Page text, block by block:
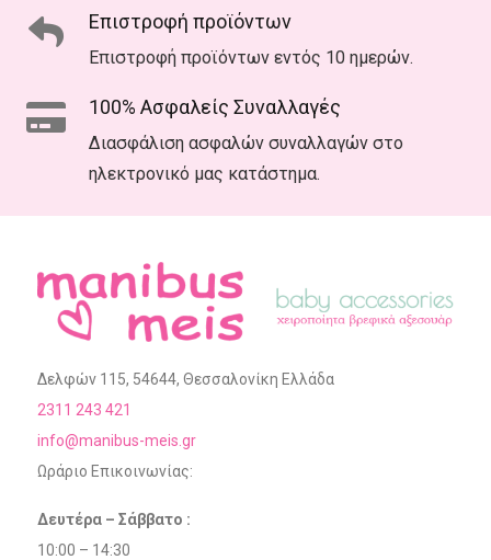
Επιστροφή προϊόντων
Επιστροφή προϊόντων εντός 10 ημερών.
100% Ασφαλείς Συναλλαγές
Διασφάλιση ασφαλών συναλλαγών στο
ηλεκτρονικό μας κατάστημα.
Δελφών 115, 54644, Θεσσαλονίκη Ελλάδα
2311 243 421
info@manibus-meis.gr
Ωράριο Επικοινωνίας:
Δευτέρα – Σάββατο :
10:00 – 14:30